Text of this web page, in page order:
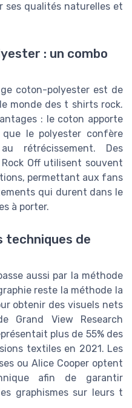
ses qualités naturelles et
: un combo
coton-polyester est de
monde des t shirts rock.
: le coton apporte
le polyester confère
rétrécissement. Des
Off utilisent souvent
permettant aux fans
qui durent dans le
à porter.
techniques de
aussi par la méthode
reste la méthode la
obtenir des visuels nets
Grand View Research
plus de 55% des
textiles en 2021. Les
ou Alice Cooper optent
afin de garantir
graphismes sur leurs t